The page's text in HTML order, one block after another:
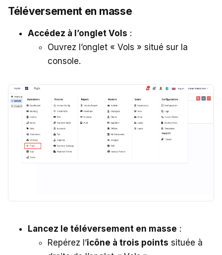
Téléversement en masse
Accédez à l’onglet Vols :
Ouvrez l’onglet « Vols » situé sur la
console.
Lancez le téléversement en masse :
Repérez l’icône à trois points située à